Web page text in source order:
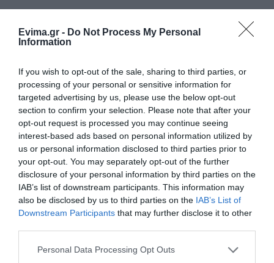
Evima.gr - Do Not Process My Personal
Information
If you wish to opt-out of the sale, sharing to third parties, or
processing of your personal or sensitive information for
targeted advertising by us, please use the below opt-out
section to confirm your selection. Please note that after your
opt-out request is processed you may continue seeing
interest-based ads based on personal information utilized by
us or personal information disclosed to third parties prior to
your opt-out. You may separately opt-out of the further
disclosure of your personal information by third parties on the
IAB’s list of downstream participants. This information may
also be disclosed by us to third parties on the IAB’s List of
Downstream Participants that may further disclose it to other
Please note that this website/app uses one or more Google
Personal Data Processing Opt Outs
χωριού
10.08.2026 | 11:20
Στερεάς Ελλάδας
10.08.2026 | 11:00
Χαλκίδα: Γιατί φωτίστηκε στα
μωβ- ροζ το δημαρχείο στην
παραλία
10.08.2026 | 10:40
Έκτακτη διακοπή νερού στους
Ωρεούς Ευβοίας
10.08.2026 | 10:20
Ελεγκτές της ΑΑΔΕ κατέσχεσαν
Πέθανε κτηνοτρόφος
μετά τη θανάτωση του
κοπαδιού του
Εορτολόγιο: Ποιοι
γιορτάζουν σήμερα,
Δευτέρα 10 Αυγούστου